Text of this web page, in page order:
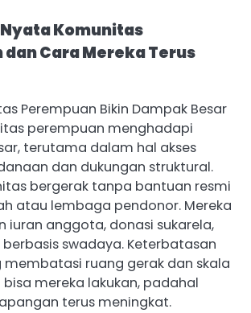
Komunitas
Cara Mereka Terus
Perempuan Bikin Dampak Besar
perempuan menghadapi
terutama dalam hal akses
dan dukungan struktural.
bergerak tanpa bantuan resmi
atau lembaga pendonor. Mereka
iuran anggota, donasi sukarela,
swadaya. Keterbatasan
membatasi ruang gerak dan skala
mereka lakukan, padahal
terus meningkat.